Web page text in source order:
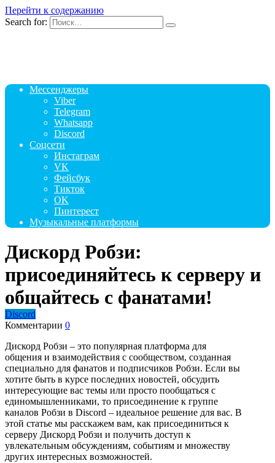
Перейти к содержанию
Search for:
Мессенджеры
Viber
Telegram
Whatsapp
Discord
Соцсети
Инстаграм
VK
Фейсбук
Тикток
OK
Пинтерест
Музыкальные платформы
Дискорд Робзи:
присоединяйтесь к серверу и
общайтесь с фанатами!
Discord
Комментарии 0
Дискорд Робзи – это популярная платформа для
общения и взаимодействия с сообществом, созданная
специально для фанатов и подписчиков Робзи. Если вы
хотите быть в курсе последних новостей, обсудить
интересующие вас темы или просто пообщаться с
единомышленниками, то присоединение к группе
каналов Робзи в Discord – идеальное решение для вас. В
этой статье мы расскажем вам, как присоединиться к
серверу Дискорд Робзи и получить доступ к
увлекательным обсуждениям, событиям и множеству
других интересных возможностей.